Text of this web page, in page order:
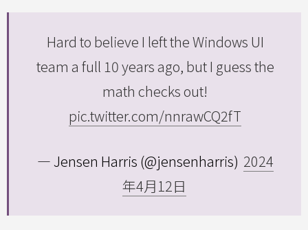
Hard to believe I left the Windows UI
team a full 10 years ago, but I guess the
math checks out!
pic.twitter.com/nnrawCQ2fT
— Jensen Harris (@jensenharris) 2024
年4月12日